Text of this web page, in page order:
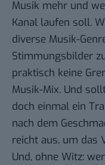
Musik mehr und
Kanal laufen soll.
diverse Musik-
Stimmungsbilder
praktisch keine
Musik-Mix. Und
doch einmal ein
nach dem
reicht aus, um das
Und, ohne Witz: